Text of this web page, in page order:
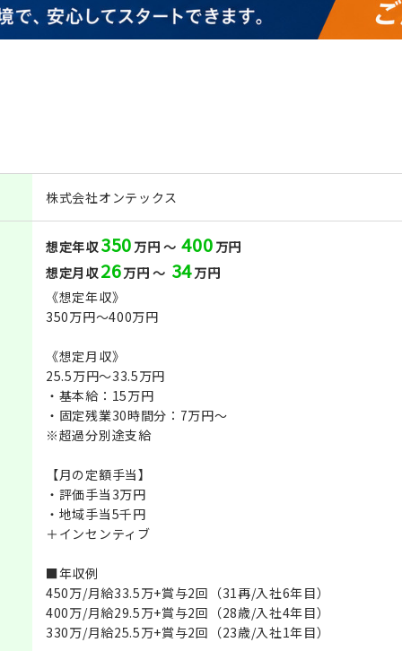
株式会社オンテックス
想定年収350 万円 ～ 400 万円
想定月収26万円 ～ 34万円
《想定年収》
350万円～400万円
《想定月収》
25.5万円～33.5万円
・基本給：15万円
・固定残業30時間分：7万円～
※超過分別途支給
【月の定額手当】
・評価手当3万円
・地域手当5千円
＋インセンティブ
■年収例
450万/月給33.5万+賞与2回（31再/入社6年目）
400万/月給29.5万+賞与2回（28歳/入社4年目）
330万/月給25.5万+賞与2回（23歳/入社1年目）